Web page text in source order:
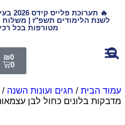
🔥 תערוכת
מטורפות בכל
₪
הבית/ חגים ועונות השנה/
בלונים כחול לבן עצמאות